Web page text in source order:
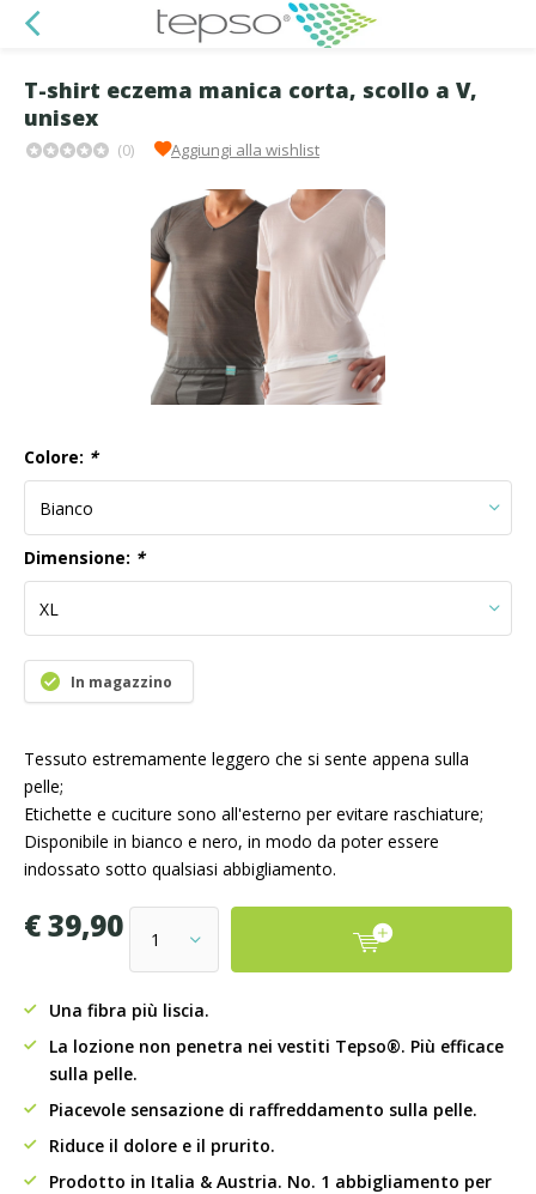
T-shirt eczema manica corta, scollo a V,
unisex
(0) Aggiungi alla wishlist
Colore: *
Dimensione: *
In magazzino
Tessuto estremamente leggero che si sente appena sulla
pelle;
Etichette e cuciture sono all'esterno per evitare raschiature;
Disponibile in bianco e nero, in modo da poter essere
indossato sotto qualsiasi abbigliamento.
€ 39,90
Una fibra più liscia.
La lozione non penetra nei vestiti Tepso®. Più efficace
sulla pelle.
Piacevole sensazione di raffreddamento sulla pelle.
Riduce il dolore e il prurito.
Prodotto in Italia & Austria. No. 1 abbigliamento per